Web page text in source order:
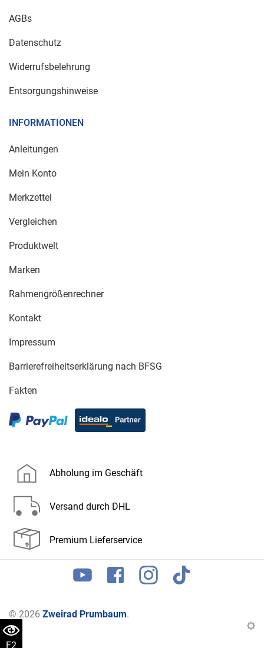
F2
AGBs
Datenschutz
Widerrufsbelehrung
Entsorgungshinweise
INFORMATIONEN
Anleitungen
Mein Konto
Merkzettel
Vergleichen
Produktwelt
Marken
Rahmengrößenrechner
Kontakt
Impressum
Barrierefreiheitserklärung nach BFSG
Fakten
Abholung im Geschäft
Versand durch DHL
Premium Lieferservice
© 2026 Zweirad Prumbaum.